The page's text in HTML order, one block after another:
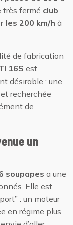
très fermé club
les 200 km/h à
de fabrication
16S est
désirable : une
recherchée
de
un
soupapes a une
Elle est
: un moteur
en régime plus